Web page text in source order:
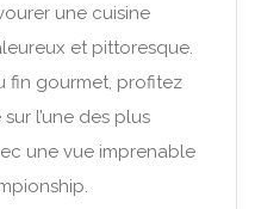
une cuisine
et pittoresque.
fin gourmet, profitez
l’une des plus
une vue imprenable